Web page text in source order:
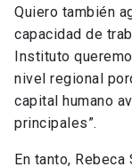
Quiero también
capacidad de
Instituto
nivel regional
capital humano
principales”.
En tanto,